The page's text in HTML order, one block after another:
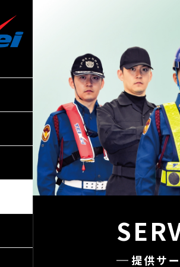
提供サ